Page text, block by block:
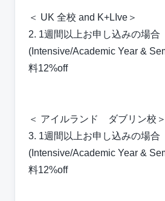
＜ UK 全校 and K+LIve＞
2. 1週間以上お申し込みの場合
(Intensive/Academic Year &
料12%off
＜ アイルランド ダブリン校＞
3. 1週間以上お申し込みの場合
(Intensive/Academic Year &
料12%off